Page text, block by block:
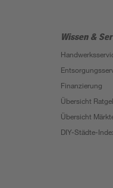
Wissen &
Finanzierung
Übersicht
Übersicht
DIY-Städte-